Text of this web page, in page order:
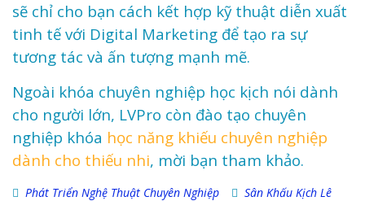
sẽ chỉ cho bạn cách kết hợp kỹ thuật diễn xuất
tinh tế với Digital Marketing để tạo ra sự
tương tác và ấn tượng mạnh mẽ.
Ngoài khóa chuyên nghiệp học kịch nói dành
cho người lớn, LVPro còn đào tạo chuyên
nghiệp khóa học năng khiếu chuyên nghiệp
dành cho thiếu nhi, mời bạn tham khảo.
Phát Triển Nghệ Thuật Chuyên Nghiệp
Sân Khấu Kịch Lê